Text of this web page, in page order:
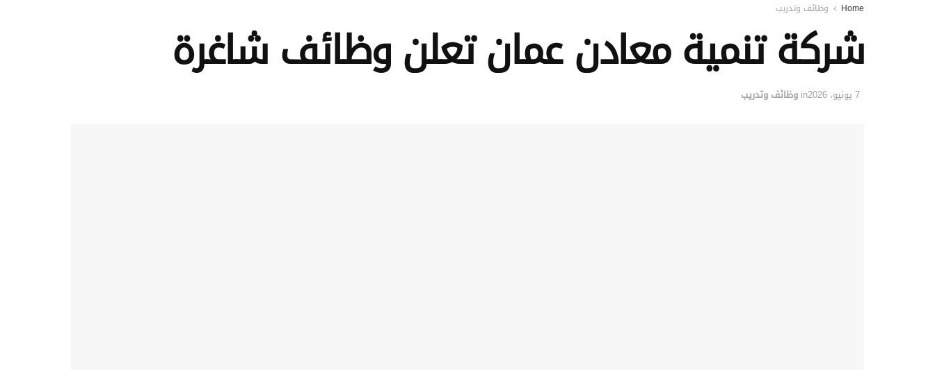
Home وظائف وتدريب
شركة تنمية معادن عمان تعلن وظائف شاغرة
7 يونيو، 2026 in وظائف وتدريب